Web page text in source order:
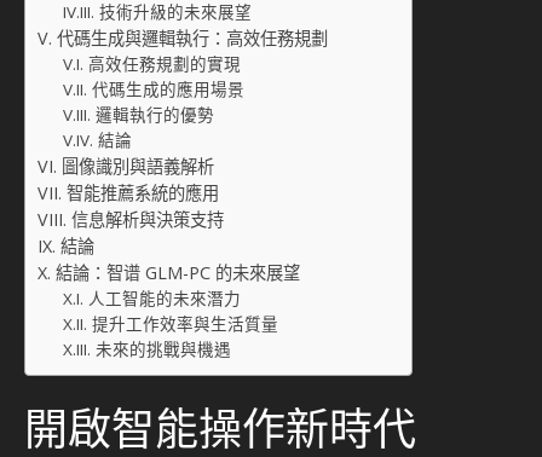
技術升級的未來展望
代碼生成與邏輯執行：高效任務規劃
高效任務規劃的實現
代碼生成的應用場景
邏輯執行的優勢
結論
圖像識別與語義解析
智能推薦系統的應用
信息解析與決策支持
結論
結論：智谱 GLM-PC 的未來展望
人工智能的未來潛力
提升工作效率與生活質量
未來的挑戰與機遇
開啟智能操作新時代